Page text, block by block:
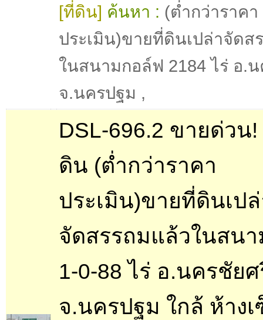
[ที่ดิน] ค้นหา : (ต่ำกว่าราคา
ประเมิน)ขายที่ดินเปล่าจัดส
ในสนามกอล์ฟ 2184 ไร่ อ.
จ.นครปฐม ,
DSL-696.2 ขายด่วน
ดิน (ต่ำกว่าราคา
ประเมิน)ขายที่ดินเป
จัดสรรถมแล้วในสน
1-0-88 ไร่ อ.นครชัย
จ.นครปฐม ใกล้ ห้าง